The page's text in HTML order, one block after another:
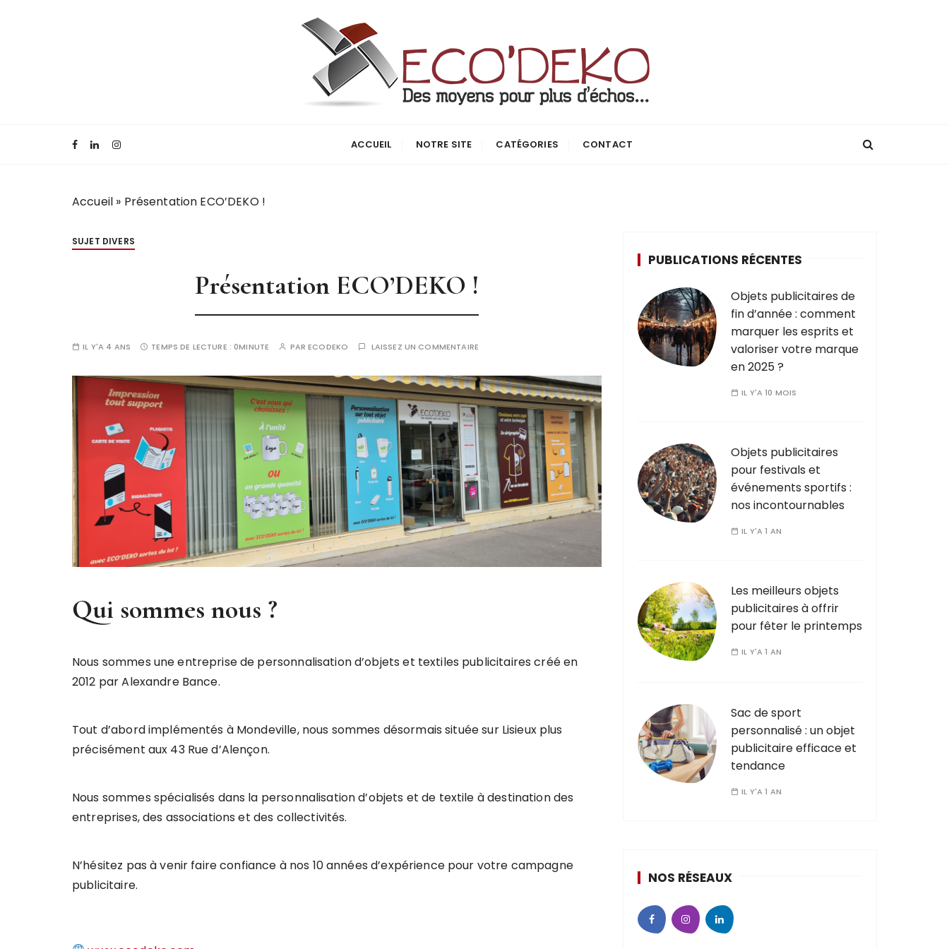
Blog Eco'deko ACCUEIL NOTRE SITE CATÉGORIES CONTACT
Accueil » Présentation ECO’DEKO !
SUJET DIVERS
Présentation ECO’DEKO !
IL Y'A 4 ANS TEMPS DE LECTURE : 0MINUTE PARECODEKO LAISSEZ UN COMMENTAIRE
Qui sommes nous ?
Nous sommes une entreprise de personnalisation d’objets et textiles publicitaires créé en
2012 par Alexandre Bance.
Tout d’abord implémentés à Mondeville, nous sommes désormais située sur Lisieux plus
précisément aux 43 Rue d’Alençon.
Nous sommes spécialisés dans la personnalisation d’objets et de textile à destination des
entreprises, des associations et des collectivités.
N’hésitez pas à venir faire confiance à nos 10 années d’expérience pour votre campagne
publicitaire.
PUBLICATIONS RÉCENTES
Objets publicitaires de
fin d’année : comment
marquer les esprits et
valoriser votre marque
en 2025 ?
IL Y'A 10 MOIS
Objets publicitaires
pour festivals et
événements sportifs :
nos incontournables
IL Y'A 1 AN
Les meilleurs objets
publicitaires à offrir
pour fêter le printemps
IL Y'A 1 AN
Sac de sport
personnalisé : un objet
publicitaire efficace et
tendance
IL Y'A 1 AN
NOS RÉSEAUX